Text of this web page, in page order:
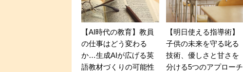
【AI時代の教育】教員
の仕事はどう変わる
か…生成AIが広げる英
語教材づくりの可能性
【明日使える指導術】
子供の未来を守る叱る
技術、優しさと甘さを
分ける5つのアプローチ